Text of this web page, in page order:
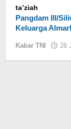
ta’ziah
Pangdam III/
Keluarga
Kabar TNI 26